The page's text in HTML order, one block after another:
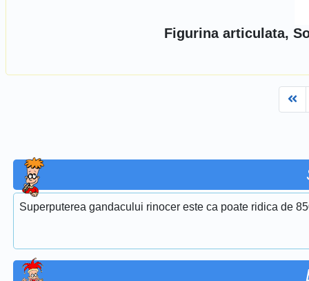
Figurina articulata,
Superputerea gandacului rinocer este ca poate ridica de